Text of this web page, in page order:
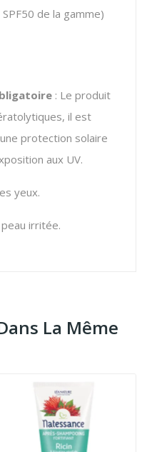
de la gamme)
: Le produit
il est
protection solaire
aux UV.
yeux.
irritée.
La Même